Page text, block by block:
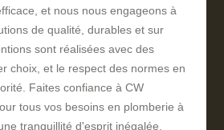
et nous nous engageons à
de qualité, durables et sur
sont réalisées avec des
choix, et le respect des normes en
Faites confiance à CW
tous vos besoins en plomberie à
tranquillité d'esprit inégalée.